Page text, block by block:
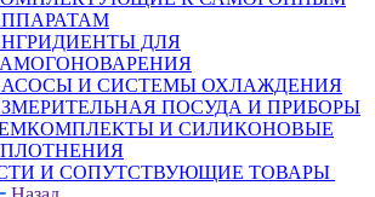
ДЛЯ
И СИСТЕМЫ ОХЛАЖДЕНИЯ
ПОСУДА И ПРИБОРЫ
И СИЛИКОНОВЫЕ
И СОПУТСТВУЮЩИЕ ТОВАРЫ